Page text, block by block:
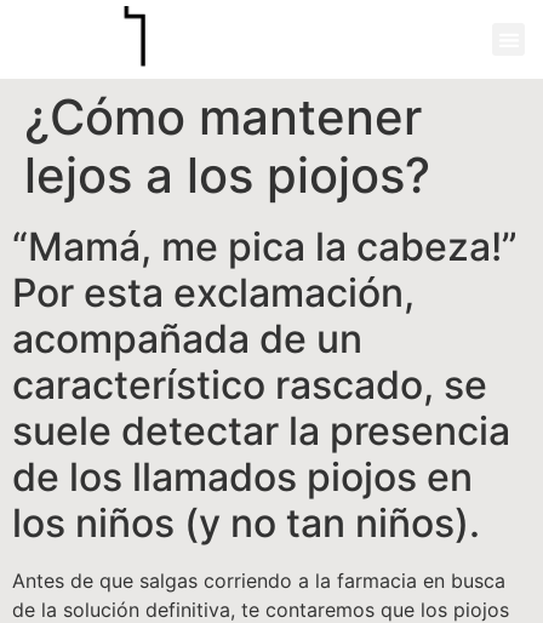
¿Cómo mantener
lejos a los piojos?
“Mamá, me pica la cabeza!”
Por esta exclamación,
acompañada de un
característico rascado, se
suele detectar la presencia
de los llamados piojos en
los niños (y no tan niños).
Antes de que salgas corriendo a la farmacia en busca
de la solución definitiva, te contaremos que los piojos